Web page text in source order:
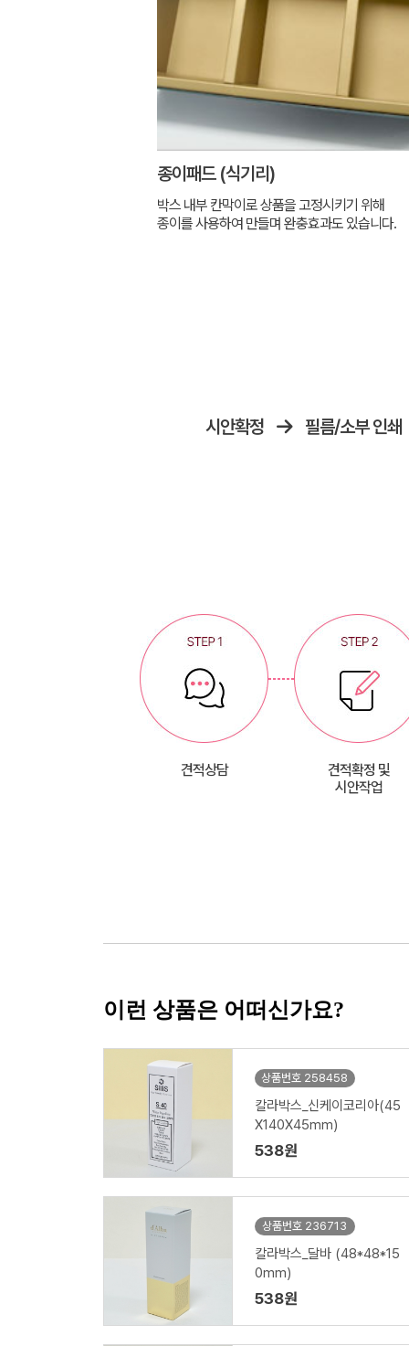
종이패드 (식기리)
박스 내부 칸막이로 상품을 고정시키기 위해
종이를 사용하여 만들며 완충효과도 있습니다.
시안확정 필름/소부 인쇄
견적상담
견적확정 및
시안작업
이런 상품은 어떠신가요?
상품번호 258458
칼라박스_신케이코리아(45
X140X45mm)
538원
상품번호 236713
칼라박스_달바 (48*48*15
0mm)
538원